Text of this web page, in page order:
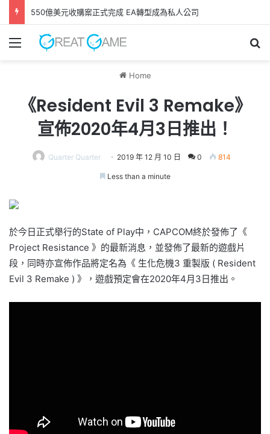
550億美元收購案正式完成 EA轉型成為私人公司
Menu
Home
《Resident Evil 3 Remake》
宣佈2020年4月3日推出！
Quarter Quarter 2019 年 12 月 10 日 0 814
Less than a minute
於今日正式舉行的State of Play中，CAPCOM終於發佈了《
Project Resistance 》的最新消息，並發佈了最新的遊戲片
段，同時亦宣佈作品將定名為《 生化危機3 重製版 ( Resident
Evil 3 Remake ) 》，遊戲預定會在2020年4月3日推出。